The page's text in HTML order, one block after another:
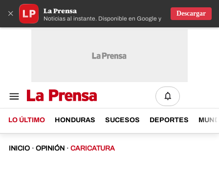
× La Prensa
Noticias al instante. Disponible en Google y IOS
Descargar
LO ÚLTIMO HONDURAS SUCESOS DEPORTES
INICIO · OPINIÓN · CARICATURA